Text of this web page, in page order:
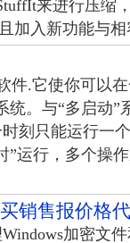
来进行压缩
加入新功能与
件.它使你可以
统。与“多启动
刻只能运行一
”运行，多个操
销售报价格
加密文